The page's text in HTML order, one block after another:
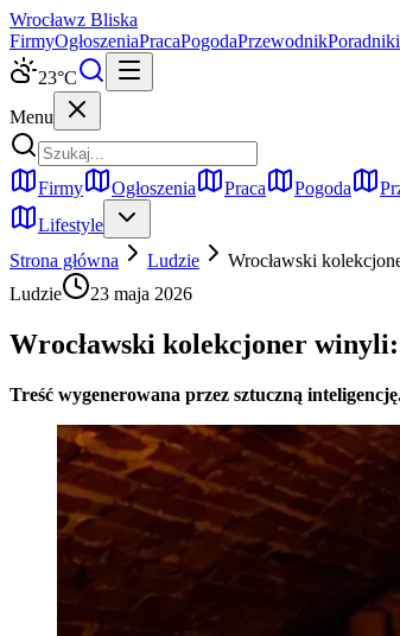
Wrocławz Bliska
FirmyOgłoszeniaPracaPogodaPrzewodnikPoradniki
23°C
Menu
Firmy Ogłoszenia Praca Pogoda
Lifestyle
Strona główna
Ludzie
Wrocławski
Ludzie
23 maja 2026
Wrocławski kolekcjoner
Treść wygenerowana przez sztuczną